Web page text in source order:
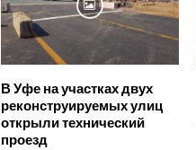
В Уфе на участках двух
реконструируемых улиц
открыли технический
проезд